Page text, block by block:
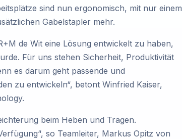
sind nun ergonomisch, mit nur einem
Gabelstapler mehr.
de Wit eine Lösung entwickelt zu haben,
Für uns stehen Sicherheit, Produktivität
es darum geht passende und
zu entwickeln“, betont Winfried Kaiser,
beim Heben und Tragen.
so Teamleiter, Markus Opitz von